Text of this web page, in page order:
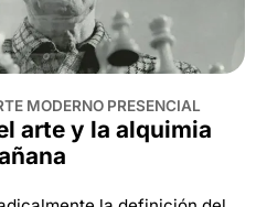
la definición del
de belleza y valor.